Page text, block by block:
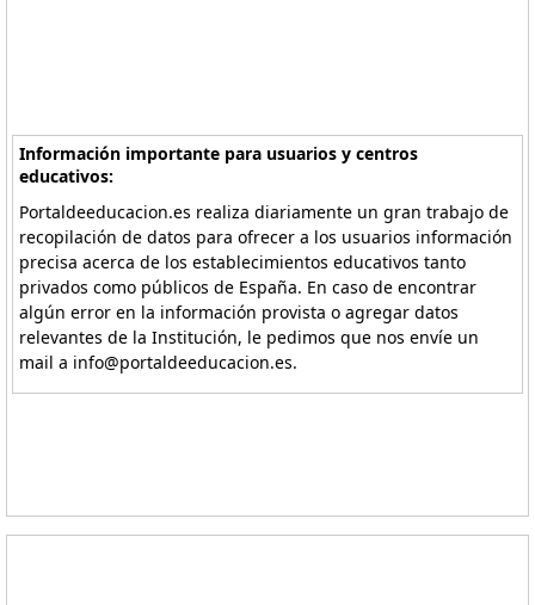
Información importante para usuarios y centros
educativos:
Portaldeeducacion.es realiza diariamente un gran trabajo de
recopilación de datos para ofrecer a los usuarios información
precisa acerca de los establecimientos educativos tanto
privados como públicos de España. En caso de encontrar
algún error en la información provista o agregar datos
relevantes de la Institución, le pedimos que nos envíe un
mail a info@portaldeeducacion.es.